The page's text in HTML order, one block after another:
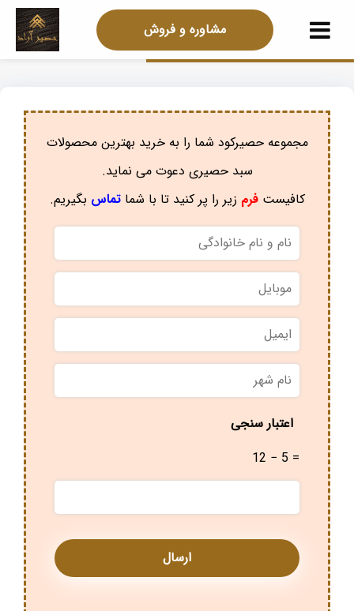
مشاوره و فروش
مجموعه حصیرکود شما را به خرید بهترین محصولات
سبد حصیری دعوت می نماید.
کافیستفرم زیر را پر کنید تا با شماتماس بگیریم.
نام
و
نام
خانوادگی
موبایل
ایمیل
نام
شهر *
اعتبار سنجی
12 − 5 =